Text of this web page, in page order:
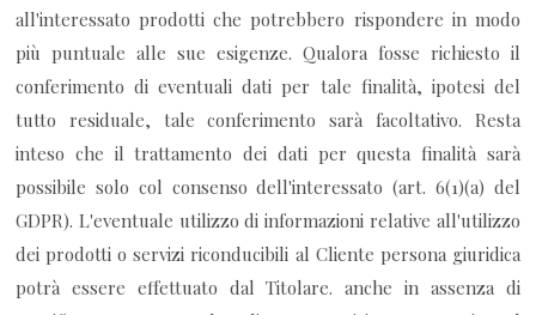
all'interessato prodotti che potrebbero rispondere in modo
più puntuale alle sue esigenze. Qualora fosse richiesto il
conferimento di eventuali dati per tale finalità, ipotesi del
tutto residuale, tale conferimento sarà facoltativo. Resta
inteso che il trattamento dei dati per questa finalità sarà
possibile solo col consenso dell'interessato (art. 6(1)(a) del
GDPR). L'eventuale utilizzo di informazioni relative all'utilizzo
dei prodotti o servizi riconducibili al Cliente persona giuridica
potrà essere effettuato dal Titolare. anche in assenza di